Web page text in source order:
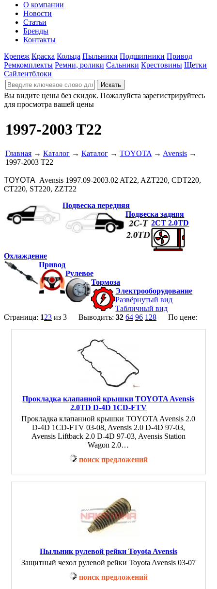
О компании
Новости
Статьи
Бренды
Контакты
Крепеж Краска Кольца Пыльники Подшипники Привод
Ремкомплекты Ремни, ролики Сальники Крестовины Щетки
Сайлентблоки
Вы видите цены без скидок. Пожалуйста зарегистрируйтесь
для просмотра вашей цены
1997-2003 T22
Главная → Каталог → Каталог → TOYOTA → Avensis →
1997-2003 T22
TOYOTA Avensis 1997.09-2003.02 AT22, AZT220, CDT220,
CT220, ST220, ZZT22
Подвеска передняя
Подвеска задняя
2CT 2.0TD
Охлаждение
Привод
Рулевое
Тормоза
Электрооборудование
Развёрнутый вид
Табличный вид
Страница: 123 из 3 Выводить: 32 64 96 128 По цене:
Прокладка клапанной крышки TOYOTA Avensis
2.0TD D-4D 1CD-FTV
Прокладка клапанной крышки TOYOTA Avensis 2.0
D-4D 1CD-FTV 03-08, Avensis 2.0 D-4D 97-03,
Avensis Liftback 2.0 D-4D 97-03, Avensis Station
Wagon 2.0…
поиск предложений
Пыльник рулевой рейки Toyota Avensis
Защитный чехол рулевой рейки Toyota Avensis 03-07
поиск предложений